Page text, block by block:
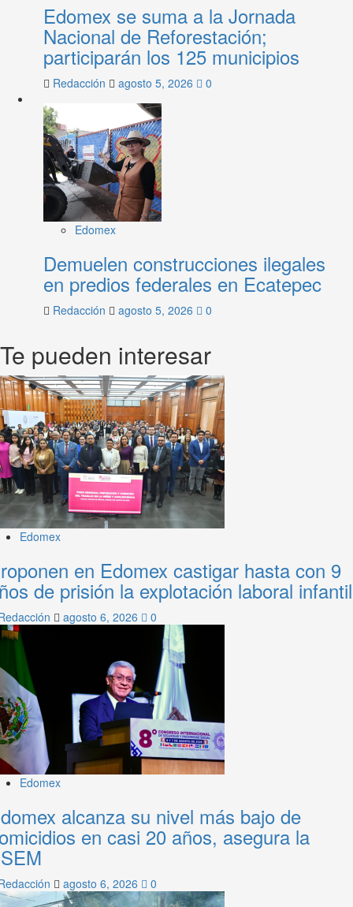
Edomex se suma a la Jornada
Nacional de Reforestación;
participarán los 125 municipios
Redacción agosto 5, 2026 0
Edomex
Demuelen construcciones ilegales
en predios federales en Ecatepec
Redacción agosto 5, 2026 0
Te pueden interesar
Edomex
en Edomex castigar hasta con 9
de prisión la explotación laboral infantil
agosto 6, 2026 0
Edomex
alcanza su nivel más bajo de
en casi 20 años, asegura la
agosto 6, 2026 0